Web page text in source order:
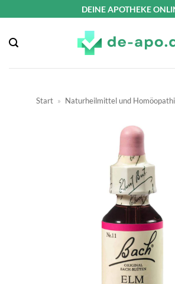
springen
DEINE APOTHEKE
Start » Naturheilmittel und